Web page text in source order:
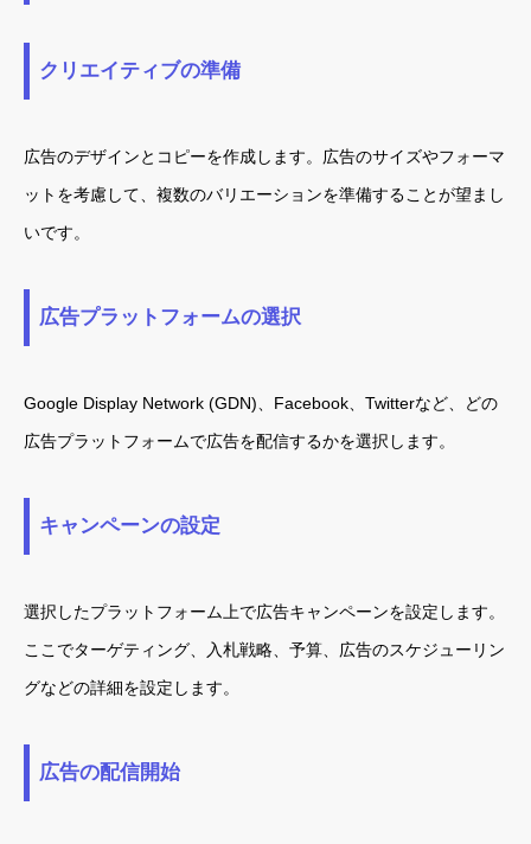
クリエイティブの準備
広告のデザインとコピーを作成します。広告のサイズやフォーマ
ットを考慮して、複数のバリエーションを準備することが望まし
いです。
広告プラットフォームの選択
Google Display Network (GDN)、Facebook、Twitterなど、どの
広告プラットフォームで広告を配信するかを選択します。
キャンペーンの設定
選択したプラットフォーム上で広告キャンペーンを設定します。
ここでターゲティング、入札戦略、予算、広告のスケジューリン
グなどの詳細を設定します。
広告の配信開始